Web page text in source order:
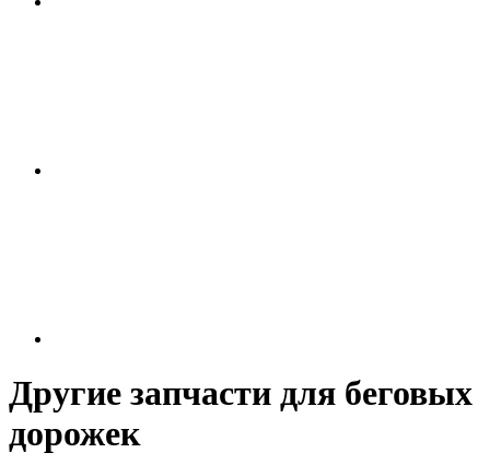
Другие запчасти для беговых
дорожек